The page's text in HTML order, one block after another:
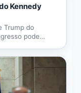
Kennedy
Trump do
pode